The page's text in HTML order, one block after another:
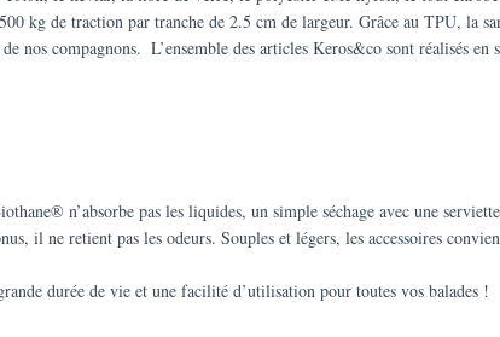
kg de traction par tranche de 2.5 cm de largeur. Grâce au TPU, la
nos compagnons. L’ensemble des articles Keros&co sont réalisés en
n’absorbe pas les liquides, un simple séchage avec une
il ne retient pas les odeurs. Souples et légers, les accessoires
durée de vie et une facilité d’utilisation pour toutes vos balades !